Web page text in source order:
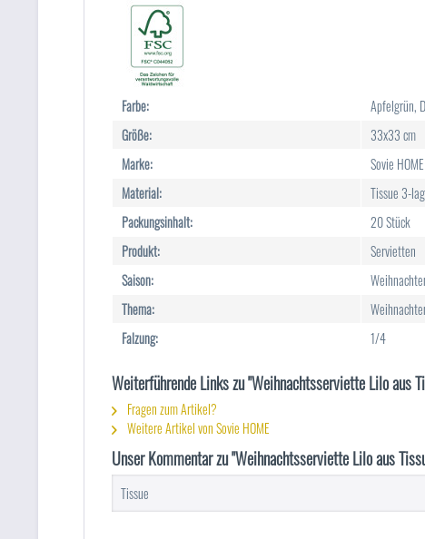
Farbe:
Apfelgrün,
Größe:
33x33 cm
Marke:
Sovie HOME
Material:
Tissue 3-
Packungsinhalt:
20 Stück
Produkt:
Servietten
Saison:
Thema:
Falzung:
1/4
Weiterführende Links zu "Weihnachtsserviette Lilo
Fragen zum Artikel?
Weitere Artikel von Sovie HOME
Unser Kommentar zu "Weihnachtsserviette Lilo aus
Tissue